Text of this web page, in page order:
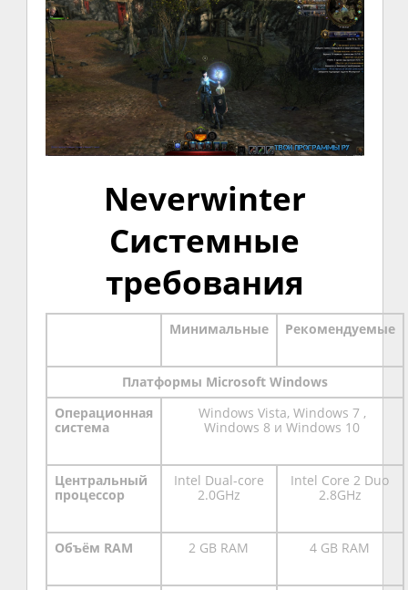
Neverwinter
Системные
требования
Минимальные Рекомендуемые
Платформы Microsoft Windows
Операционная
система
Windows Vista, Windows 7 ,
Windows 8 и Windows 10
Центральный
процессор
Intel Dual-core
2.0GHz
Intel Core 2 Duo
2.8GHz
Объём RAM 2 GB RAM 4 GB RAM